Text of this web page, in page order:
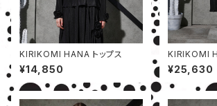
KIRIKOMI HANA トップス
¥14,850
KIRIKOMI
¥25,630